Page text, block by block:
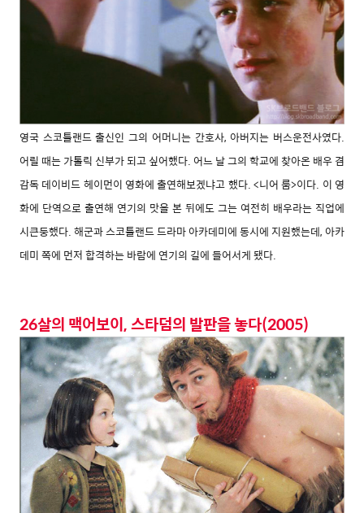
영국 스코틀랜드 출신인 그의 어머니는 간호사, 아버지는 버스운전사였다.
어릴 때는 가톨릭 신부가 되고 싶어했다. 어느 날 그의 학교에 찾아온 배우 겸
감독 데이비드 헤이먼이 영화에 출연해보겠냐고 했다. <니어 룸>이다. 이 영
화에 단역으로 출연해 연기의 맛을 본 뒤에도 그는 여전히 배우라는 직업에
시큰둥했다. 해군과 스코틀랜드 드라마 아카데미에 동시에 지원했는데, 아카
데미 쪽에 먼저 합격하는 바람에 연기의 길에 들어서게 됐다.
26살의 맥어보이, 스타덤의 발판을 놓다(2005)